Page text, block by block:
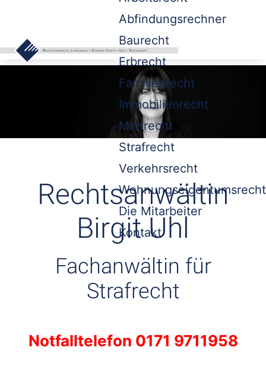
Abfindungsrechner
Baurecht
Erbrecht
Familienrecht
Immobilienrecht
Mietrecht
Strafrecht
Verkehrsrecht
Wohnungseigentumsrecht
Die Mitarbeiter
Kontakt
Rechtsanwältin
Birgit Uhl
Fachanwältin für
Strafrecht
Notfalltelefon 0171 9711958